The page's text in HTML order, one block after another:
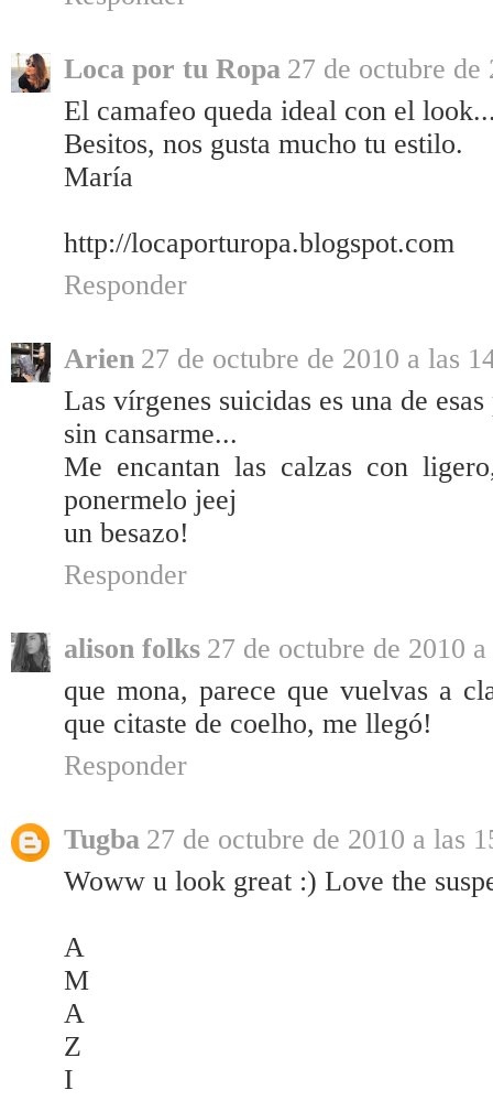
Loca por tu Ropa 27 de octubre de
El camafeo queda ideal con el
Besitos, nos gusta mucho tu estilo.
María
http://locaporturopa.blogspot.com
Responder
Arien 27 de octubre de 2010 a las
Las vírgenes suicidas es una de
sin cansarme...
Me encantan las calzas con
ponermelo jeej
un besazo!
Responder
alison folks 27 de octubre de 2010
que mona, parece que vuelvas a
que citaste de coelho, me llegó!
Responder
Tugba 27 de octubre de 2010 a las
Woww u look great :) Love the
A
M
A
Z
I